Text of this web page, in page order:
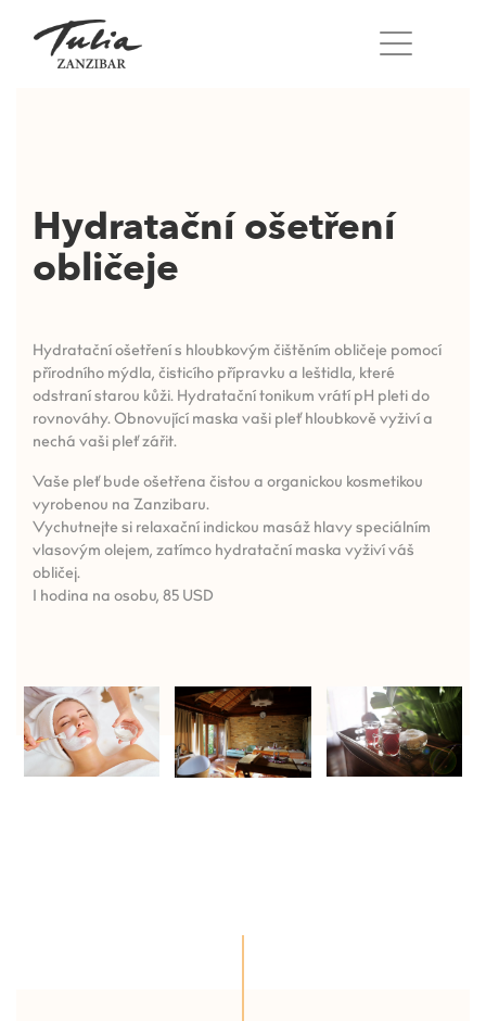
Hydratační ošetření
obličeje
Hydratační ošetření s hloubkovým čištěním obličeje pomocí
přírodního mýdla, čisticího přípravku a leštidla, které
odstraní starou kůži. Hydratační tonikum vrátí pH pleti do
rovnováhy. Obnovující maska vaši pleť hloubkově vyživí a
nechá vaši pleť zářit.
Vaše pleť bude ošetřena čistou a organickou kosmetikou
vyrobenou na Zanzibaru.
Vychutnejte si relaxační indickou masáž hlavy speciálním
vlasovým olejem, zatímco hydratační maska vyživí váš
obličej.
1 hodina na osobu, 85 USD